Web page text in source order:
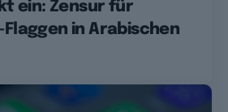
ein: Zensur für
Flaggen in Arabischen